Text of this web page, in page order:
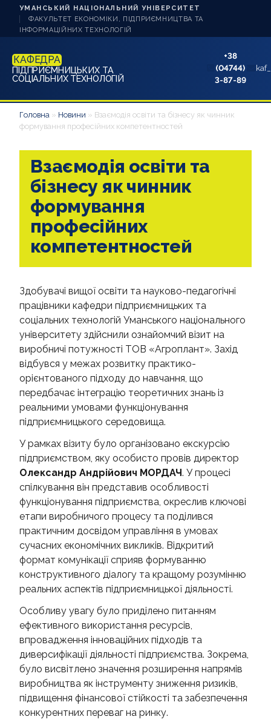
УМАНСЬКИЙ НАЦІОНАЛЬНИЙ УНІВЕРСИТЕТ
ФАКУЛЬТЕТ ЕКОНОМІКИ, ПІДПРИЄМНИЦТВА ТА
ІНФОРМАЦІЙНИХ ТЕХНОЛОГІЙ
КАФЕДРА
ПІДПРИЄМНИЦЬКИХ ТА
СОЦІАЛЬНИХ ТЕХНОЛОГІЙ
+38
(04744)
3-87-89
НОВИНИ
АБІТУРІЄНТУ
БАКАЛАВРУ D7
БАКАЛАВРУ 232
МАГІСТРУ D7
ДОКТОРУ ФІЛОСОФІЇ
НАУКА ТА ІННОВАЦІЇ
СКРИНЬКА ДОВІРИ
Головна » Новини » Взаємодія освіти та бізнесу як чинник
формування професійних компетентностей
Взаємодія освіти та
бізнесу як чинник
формування
професійних
компетентностей
Здобувачі вищої освіти та науково-педагогічні
працівники кафедри підприємницьких та
соціальних технологій Уманського національного
університету здійснили ознайомчий візит на
виробничі потужності ТОВ «Агроплант». Захід
відбувся у межах розвитку практико-
орієнтованого підходу до навчання, що
передбачає інтеграцію теоретичних знань із
реальними умовами функціонування
підприємницького середовища.
У рамках візиту було організовано екскурсію
підприємством, яку особисто провів директор
Олександр Андрійович МОРДАЧ. У процесі
спілкування він представив особливості
функціонування підприємства, окреслив ключові
етапи виробничого процесу та поділився
практичним досвідом управління в умовах
сучасних економічних викликів. Відкритий
формат комунікації сприяв формуванню
конструктивного діалогу та кращому розумінню
реальних аспектів підприємницької діяльності.
Особливу увагу було приділено питанням
ефективного використання ресурсів,
впровадження інноваційних підходів та
диверсифікації діяльності підприємства. Зокрема,
було висвітлено значення розширення напрямів
виробництва як інструменту зниження ризиків,
підвищення фінансової стійкості та забезпечення
конкурентних переваг на ринку.